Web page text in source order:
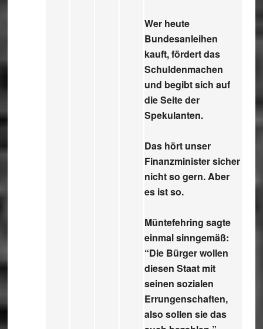
Wer heute
Bundesanleihen
kauft, fördert das
Schuldenmachen
und begibt sich auf
die Seite der
Spekulanten.
Das hört unser
Finanzminister sicher
nicht so gern. Aber
es ist so.
Müntefehring sagte
einmal sinngemäß:
“Die Bürger wollen
diesen Staat mit
seinen sozialen
Errungenschaften,
also sollen sie das